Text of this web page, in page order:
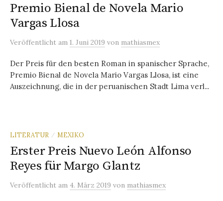
Premio Bienal de Novela Mario
Vargas Llosa
Veröffentlicht am 1. Juni 2019 von mathiasmex
Der Preis für den besten Roman in spanischer Sprache,
Premio Bienal de Novela Mario Vargas Llosa, ist eine
Auszeichnung, die in der peruanischen Stadt Lima verl...
LITERATUR / MEXIKO
Erster Preis Nuevo León Alfonso
Reyes für Margo Glantz
Veröffentlicht am 4. März 2019 von mathiasmex